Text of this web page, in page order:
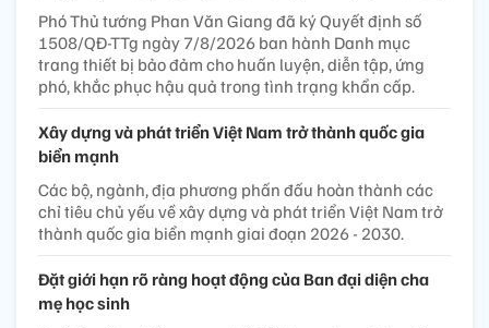
Phó Thủ tướng Phan Văn Giang đã ký Quyết định số
1508/QĐ-TTg ngày 7/8/2026 ban hành Danh mục
trang thiết bị bảo đảm cho huấn luyện, diễn tập, ứng
phó, khắc phục hậu quả trong tình trạng khẩn cấp.
Xây dựng và phát triển Việt Nam trở thành quốc gia
biển mạnh
Các bộ, ngành, địa phương phấn đấu hoàn thành các
chỉ tiêu chủ yếu về xây dựng và phát triển Việt Nam trở
thành quốc gia biển mạnh giai đoạn 2026 - 2030.
Đặt giới hạn rõ ràng hoạt động của Ban đại diện cha
mẹ học sinh